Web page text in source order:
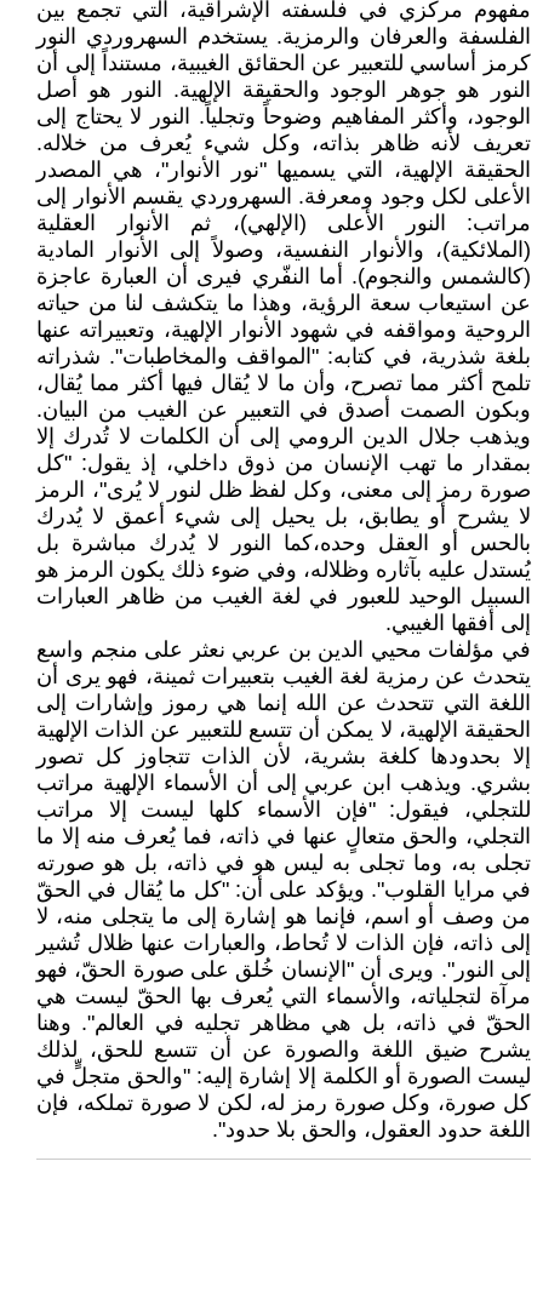
مفهوم مركزي في فلسفته الإشراقية، التي تجمع بين
الفلسفة والعرفان والرمزية. يستخدم السهروردي النور
كرمز أساسي للتعبير عن الحقائق الغيبية، مستنداً إلى أن
النور هو جوهر الوجود والحقيقة الإلهية. النور هو أصل
الوجود، وأكثر المفاهيم وضوحاً وتجلياً. النور لا يحتاج إلى
تعريف لأنه ظاهر بذاته، وكل شيء يُعرف من خلاله.
الحقيقة الإلهية، التي يسميها "نور الأنوار"، هي المصدر
الأعلى لكل وجود ومعرفة. السهروردي يقسم الأنوار إلى
مراتب: النور الأعلى (الإلهي)، ثم الأنوار العقلية
(الملائكية)، والأنوار النفسية، وصولاً إلى الأنوار المادية
(كالشمس والنجوم). أما النفّري فيرى أن العبارة عاجزة
عن استيعاب سعة الرؤية، وهذا ما يتكشف لنا من حياته
الروحية ومواقفه في شهود الأنوار الإلهية، وتعبيراته عنها
بلغة شذرية، في كتابه: "المواقف والمخاطبات". شذراته
تلمح أكثر مما تصرح، وأن ما لا يُقال فيها أكثر مما يُقال،
وبكون الصمت أصدق في التعبير عن الغيب من البيان.
ويذهب جلال الدين الرومي إلى أن الكلمات لا تُدرك إلا
بمقدار ما تهب الإنسان من ذوق داخلي، إذ يقول: "كل
صورة رمز إلى معنى، وكل لفظ ظل لنور لا يُرى"، الرمز
لا يشرح أو يطابق، بل يحيل إلى شيء أعمق لا يُدرك
بالحس أو العقل وحده،كما النور لا يُدرك مباشرة بل
يُستدل عليه بآثاره وظلاله، وفي ضوء ذلك يكون الرمز هو
السبيل الوحيد للعبور في لغة الغيب من ظاهر العبارات
إلى أفقها الغيبي.
في مؤلفات محيي الدين بن عربي نعثر على منجم واسع
يتحدث عن رمزية لغة الغيب بتعبيرات ثمينة، فهو يرى أن
اللغة التي تتحدث عن الله إنما هي رموز وإشارات إلى
الحقيقة الإلهية، لا يمكن أن تتسع للتعبير عن الذات الإلهية
إلا بحدودها كلغة بشرية، لأن الذات تتجاوز كل تصور
بشري. ويذهب ابن عربي إلى أن الأسماء الإلهية مراتب
للتجلي، فيقول: "فإن الأسماء كلها ليست إلا مراتب
التجلي، والحق متعالٍ عنها في ذاته، فما يُعرف منه إلا ما
تجلى به، وما تجلى به ليس هو في ذاته، بل هو صورته
في مرايا القلوب". ويؤكد على أن: "كل ما يُقال في الحقّ
من وصف أو اسم، فإنما هو إشارة إلى ما يتجلى منه، لا
إلى ذاته، فإن الذات لا تُحاط، والعبارات عنها ظلال تُشير
إلى النور". ويرى أن "الإنسان خُلق على صورة الحقّ، فهو
مرآة لتجلياته، والأسماء التي يُعرف بها الحقّ ليست هي
الحقّ في ذاته، بل هي مظاهر تجليه في العالم". وهنا
يشرح ضيق اللغة والصورة عن أن تتسع للحق، لذلك
ليست الصورة أو الكلمة إلا إشارة إليه: "والحق متجلٍّ في
كل صورة، وكل صورة رمز له، لكن لا صورة تملكه، فإن
اللغة حدود العقول، والحق بلا حدود".